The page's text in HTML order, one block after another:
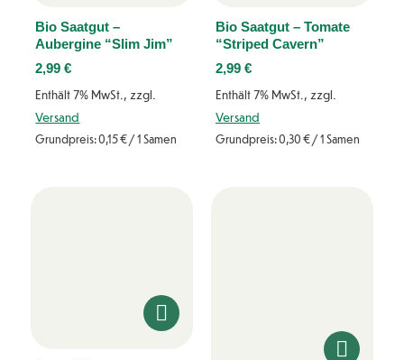
Bio Saatgut –
Aubergine “Slim Jim”
2,99€
Enthält 7% MwSt., zzgl.
Versand
Grundpreis:0,15€/ 1 Samen
Bio Saatgut – Tomate
“Striped Cavern”
2,99 €
Enthält 7% MwSt., zzgl.
Versand
Grundpreis:0,30€/ 1 Samen